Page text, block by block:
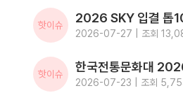
핫이슈
2026-07-27 | 조회
핫이슈
2026-07-23 | 조회